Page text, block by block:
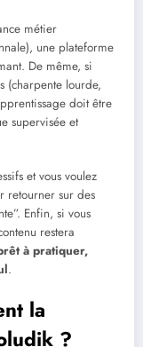
métier
une plateforme
De même, si
(charpente lourde,
doit être
supervisée et
et vous voulez
retourner sur des
Enfin, si vous
restera
à pratiquer,
.
la
?